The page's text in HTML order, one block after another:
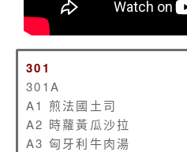
301
301A
A1 煎法國土司
A2 時蘿黃瓜沙拉
A3 匈牙利牛肉湯